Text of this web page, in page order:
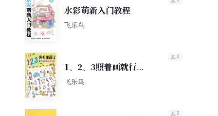
水彩萌新入门教程
飞乐鸟
1、2、3照着画就行
365天萌萌的简笔画
飞乐鸟
2
2